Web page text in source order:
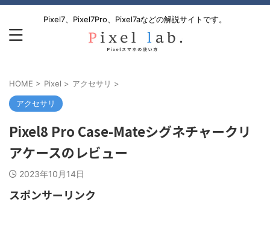
Pixel7、Pixel7Pro、Pixel7aなどの解説サイトです。
HOME > Pixel > アクセサリ >
アクセサリ
Pixel8 Pro Case-Mateシグネチャークリ
アケースのレビュー
2023年10月14日
スポンサーリンク